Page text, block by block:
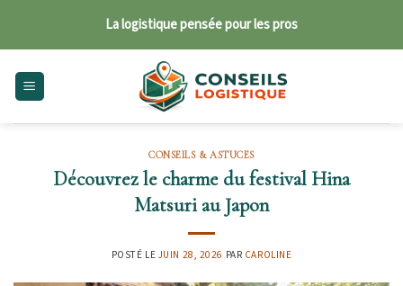
content
La logistique pensée pour les pros
CONSEILS & ASTUCES
Découvrez le charme du festival Hina
Matsuri au Japon
POSTÉ LE JUIN 28, 2026 PAR CAROLINE